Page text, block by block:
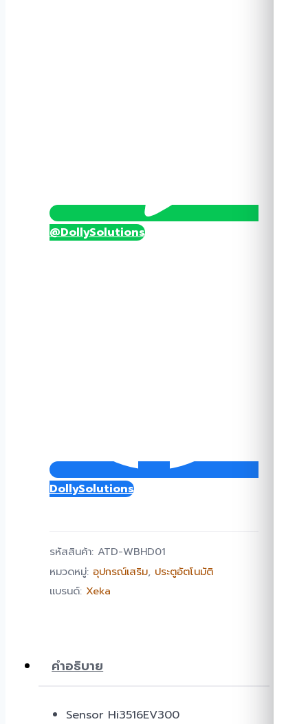
@DollySolutions
DollySolutions
รหัสสินค้า: ATD-WBHD01
หมวดหมู่: อุปกรณ์เสริม, ประตูอัตโนมัติ
แบรนด์: Xeka
คำอธิบาย
Sensor Hi3516EV300